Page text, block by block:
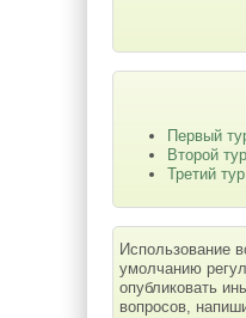
Первый
Второй тур
Третий тур
Использование
умолчанию
опубликовать
вопросов,